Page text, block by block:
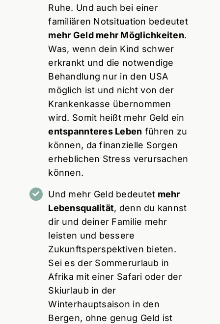
Ruhe. Und auch bei einer
familiären Notsituation bedeutet
mehr Geld mehr Möglichkeiten.
Was, wenn dein Kind schwer
erkrankt und die notwendige
Behandlung nur in den USA
möglich ist und nicht von der
Krankenkasse übernommen
wird. Somit heißt mehr Geld ein
entspannteres Leben führen zu
können, da finanzielle Sorgen
erheblichen Stress verursachen
können.
Und mehr Geld bedeutet mehr
Lebensqualität, denn du kannst
dir und deiner Familie mehr
leisten und bessere
Zukunftsperspektiven bieten.
Sei es der Sommerurlaub in
Afrika mit einer Safari oder der
Skiurlaub in der
Winterhauptsaison in den
Bergen, ohne genug Geld ist